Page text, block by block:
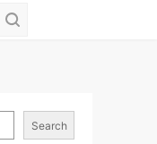
Search